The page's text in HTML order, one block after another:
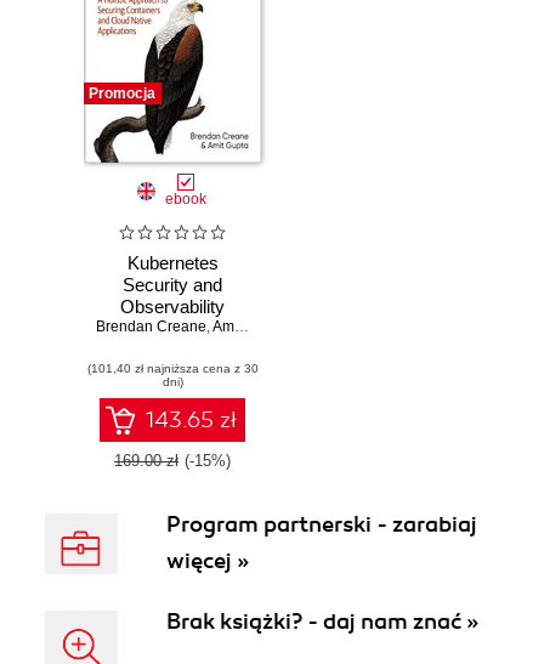
Promocja
ebook
Kubernetes
Security and
Observability
Brendan Creane,Amit Gupta
(101,40 zł najniższa cena z 30
dni)
143.65 zł
169.00 zł (-15%)
Program partnerski - zarabiaj
więcej »
Brak książki? - daj nam znać »